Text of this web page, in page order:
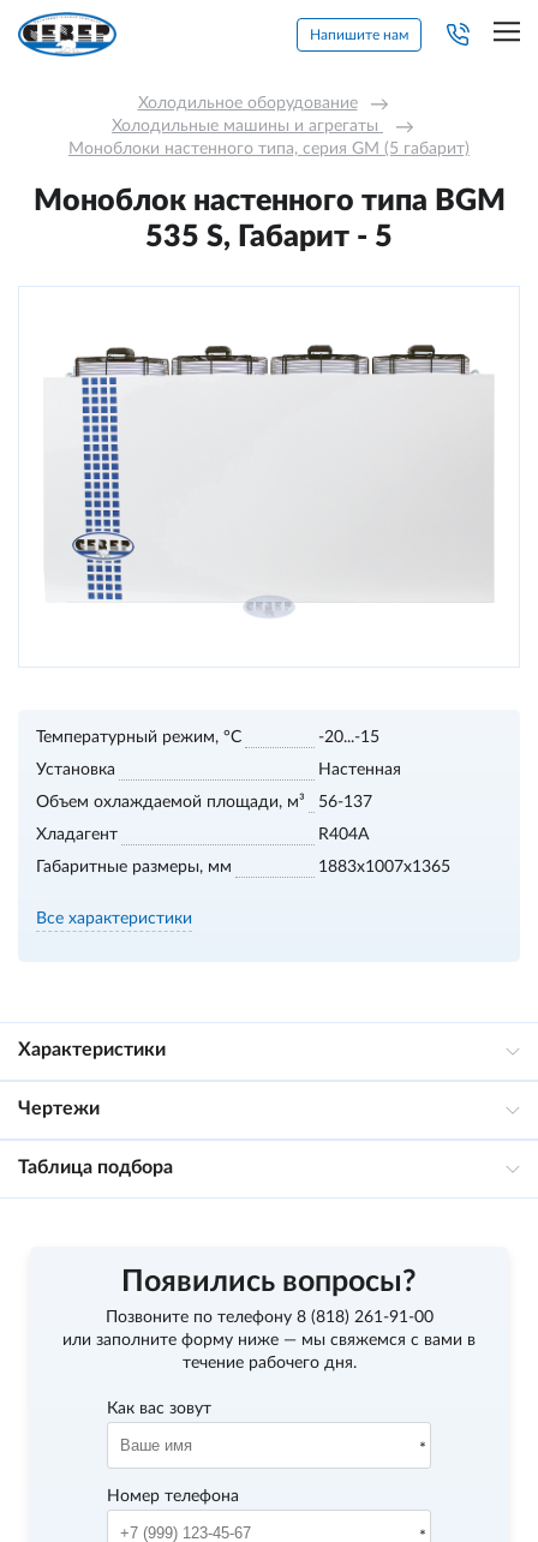
Напишите нам
Холодильное оборудование →
Холодильные машины и агрегаты →
Моноблоки настенного типа, серия GM (5 габарит)
Моноблок настенного типа BGМ
535 S, Габарит - 5
Температурный режим, °С
-20...-15
Установка
Настенная
Объем охлаждаемой площади, м³
56-137
Хладагент
R404A
Габаритные размеры, мм
1883х1007х1365
Все характеристики
Характеристики
Чертежи
Таблица подбора
Появились вопросы?
Позвоните по телефону 8 (818) 261-91-00
или заполните форму ниже — мы свяжемся с вами в
течение рабочего дня.
Как вас зовут
Номер телефона